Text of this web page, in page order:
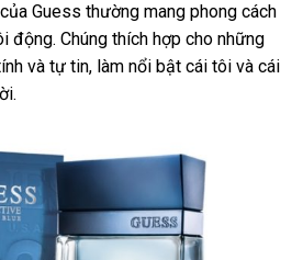
Guess thường mang phong cách
động. Chúng thích hợp cho những
và tự tin, làm nổi bật cái tôi và cái